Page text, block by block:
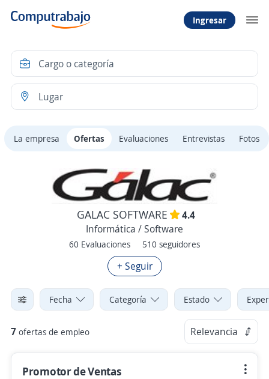
Ingresar
La empresa Ofertas Evaluaciones Entrevistas Fotos
GALAC SOFTWARE
4.4
Informática / Software
60 Evaluaciones 510 seguidores
+ Seguir
Fecha Categoría Estado
7 ofertas de empleo Relevancia
Promotor de Ventas